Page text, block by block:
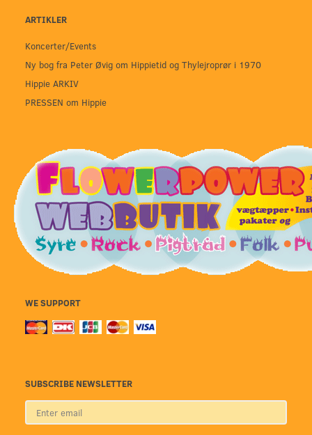
ARTIKLER
Koncerter/Events
Ny bog fra Peter Øvig om Hippietid og Thylejroprør i 1970
Hippie ARKIV
PRESSEN om Hippie
WE SUPPORT
SUBSCRIBE NEWSLETTER
Enter
email